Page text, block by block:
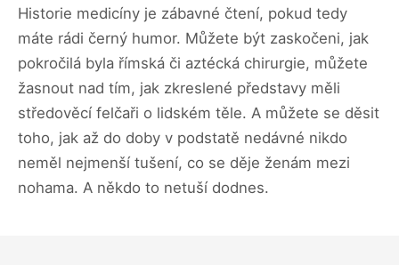
Historie medicíny je zábavné čtení, pokud tedy
máte rádi černý humor. Můžete být zaskočeni, jak
pokročilá byla římská či aztécká chirurgie, můžete
žasnout nad tím, jak zkreslené představy měli
středověcí felčaři o lidském těle. A můžete se děsit
toho, jak až do doby v podstatě nedávné nikdo
neměl nejmenší tušení, co se děje ženám mezi
nohama. A někdo to netuší dodnes.